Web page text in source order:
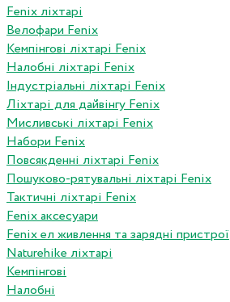
Fenix ліхтарі
Велофари Fenix
Кемпінгові ліхтарі Fenix
Налобні ліхтарі Fenix
Індустріальні ліхтарі Fenix
Ліхтарі для дайвінгу Fenix
Мисливські ліхтарі Fenix
Набори Fenix
Повсякденні ліхтарі Fenix
Пошуково-рятувальні ліхтарі Fenix
Тактичні ліхтарі Fenix
Fenix аксесуари
Fenix ел живлення та зарядні пристрої
Naturehike ліхтарі
Кемпінгові
Налобні